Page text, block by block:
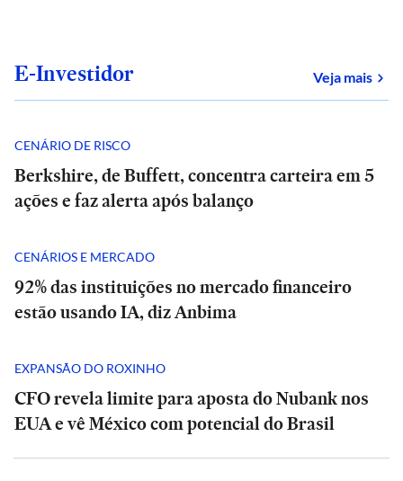
E-Investidor Veja mais
CENÁRIO DE RISCO
Berkshire, de Buffett, concentra carteira em 5
ações e faz alerta após balanço
CENÁRIOS E MERCADO
92% das instituições no mercado financeiro
estão usando IA, diz Anbima
EXPANSÃO DO ROXINHO
CFO revela limite para aposta do Nubank nos
EUA e vê México com potencial do Brasil